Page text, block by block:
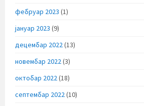
фебруар 2023 (1)
јануар 2023 (9)
децембар 2022(13)
новембар 2022(3)
октобар 2022(18)
септембар 2022(10)